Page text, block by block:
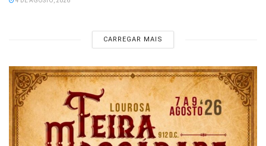
CARREGAR MAIS